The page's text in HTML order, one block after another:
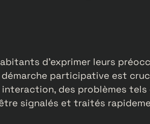
d’exprimer leurs
participative est
des problèmes tels
signalés et traités